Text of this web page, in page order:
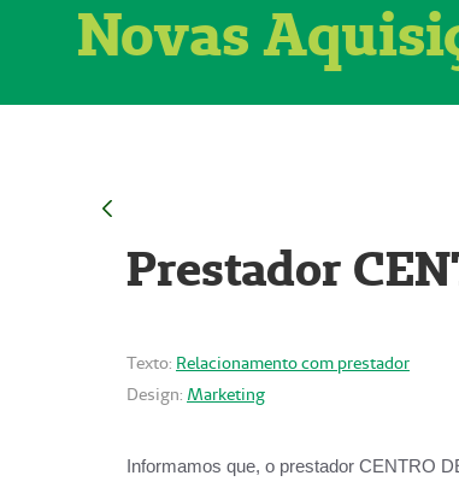
Novas
Prestador
Texto: Relacionamento com prestador
Design: Marketing
Informamos que, o prestador CENTRO